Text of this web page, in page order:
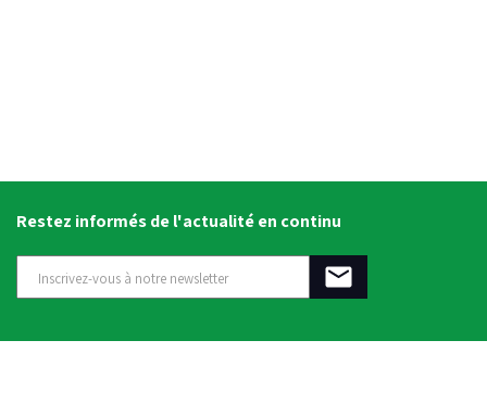
Restez informés de l'actualité en continu